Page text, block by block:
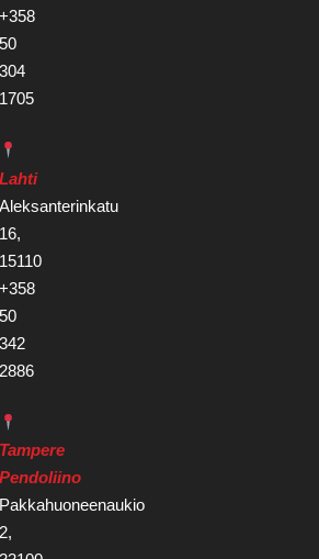
+358
50
304
1705
Lahti
Aleksanterinkatu
16,
15110
+358
50
342
2886
Tampere
Pendoliino
Pakkahuoneenaukio
2,